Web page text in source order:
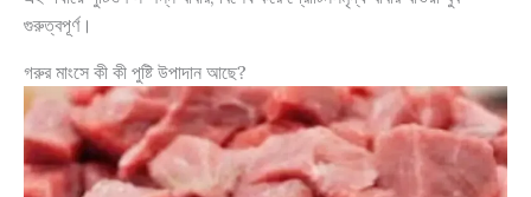
গুরুত্বপূর্ণ।
গরুর মাংসে কী কী পুষ্টি উপাদান আছে?